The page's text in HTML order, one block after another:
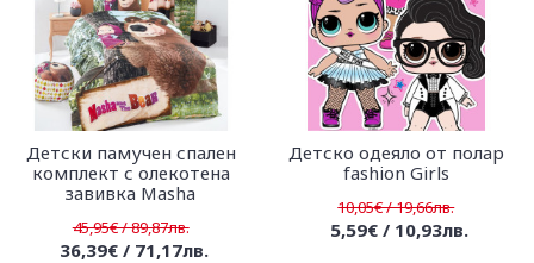
Детски памучен спален
комплект с олекотена
завивка Masha
45,95€ / 89,87лв.
36,39€ / 71,17лв.
Детско одеяло от полар
fashion Girls
10,05€ / 19,66лв.
5,59€ / 10,93лв.